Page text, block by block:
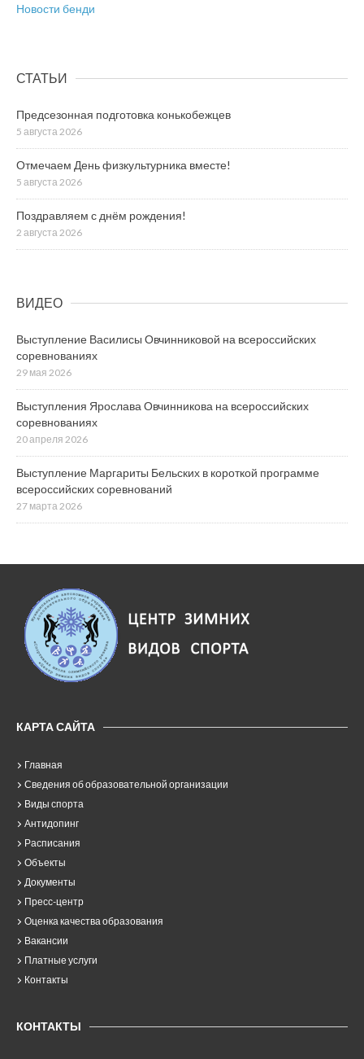
Новости бенди
СТАТЬИ
Предсезонная подготовка конькобежцев
5 августа 2026
Отмечаем День физкультурника вместе!
5 августа 2026
Поздравляем с днём рождения!
2 августа 2026
ВИДЕО
Выступление Василисы Овчинниковой на всероссийских
соревнованиях
29 мая 2026
Выступления Ярослава Овчинникова на всероссийских
соревнованиях
20 апреля 2026
Выступление Маргариты Бельских в короткой программе
всероссийских соревнований
27 марта 2026
КАРТА САЙТА
Главная
Сведения об образовательной организации
Виды спорта
Антидопинг
Расписания
Объекты
Документы
Пресс-центр
Оценка качества образования
Вакансии
Платные услуги
Контакты
КОНТАКТЫ